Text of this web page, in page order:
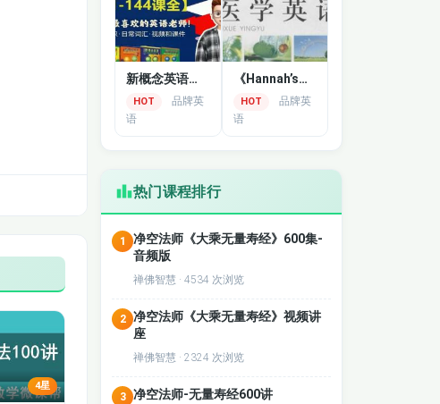
4星
新概念英语第一册逐句讲解
HOT
品牌英
语
《Hannah’s医学英语》专业英语
HOT
品牌英
语
热门课程排行
1
净空法师《大乘无量寿经》600集-
音频版
禅佛智慧 · 4534 次浏览
2
净空法师《大乘无量寿经》视频讲
座
禅佛智慧 · 2324 次浏览
3 净空法师-无量寿经600讲